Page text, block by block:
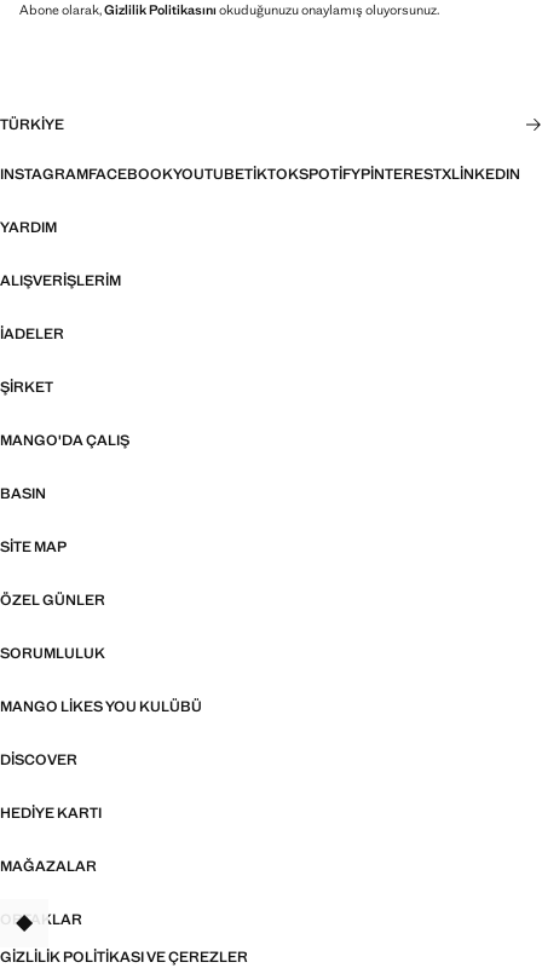
Abone olarak,Gizlilik Politikasını okuduğunuzu onaylamış oluyorsunuz.
TÜRKIYE
INSTAGRAMFACEBOOKYOUTUBETIKTOKSPOTIFYPINTERESTXLINKEDIN
YARDIM
ALIŞVERIŞLERIM
İADELER
ŞIRKET
MANGO'DA ÇALIŞ
BASIN
SITE MAP
ÖZEL GÜNLER
SORUMLULUK
MANGO LIKES YOU KULÜBÜ
DISCOVER
HEDIYE KARTI
MAĞAZALAR
ORTAKLAR
GIZLILIK POLITIKASI VE ÇEREZLER